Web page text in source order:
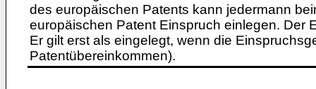
des europäischen Patents kann jedermann
europäischen Patent Einspruch einlegen. Der
Er gilt erst als eingelegt, wenn die
Patentübereinkommen).